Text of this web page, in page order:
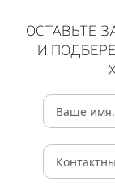
ОСТАВЬТЕ
И